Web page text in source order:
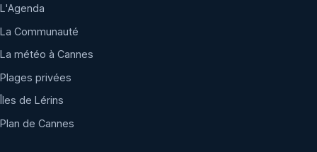
L'Agenda
La Communauté
La météo à Cannes
Plages privées
Îles de Lérins
Plan de Cannes